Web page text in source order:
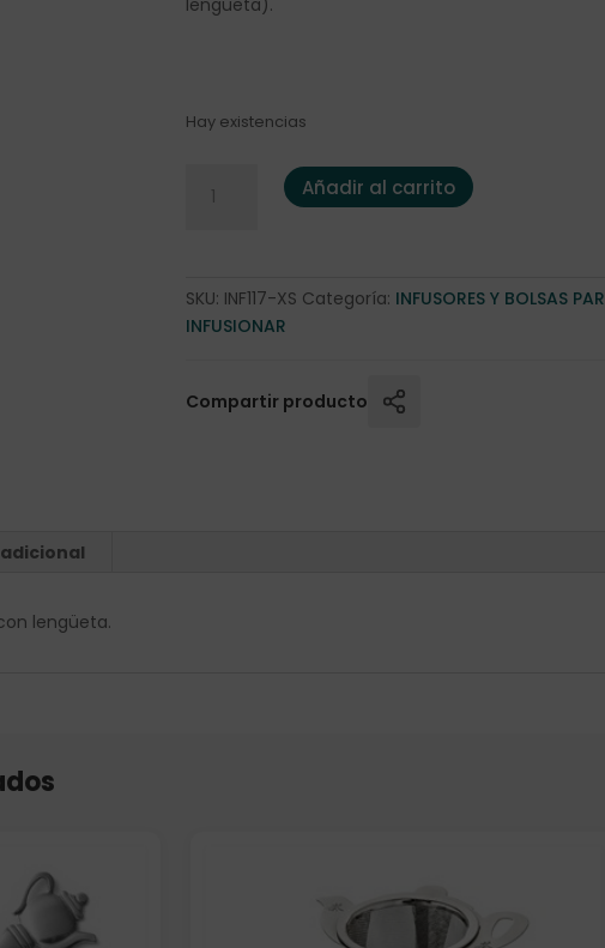
lengüeta).
Hay existencias
Filtro Papel "XS" (100 bolsas) cantidad
Añadir al carrito
SKU: INF117-XS Categoría: INFUSORES Y BOLSAS
INFUSIONAR
Compartir producto
lengüeta.